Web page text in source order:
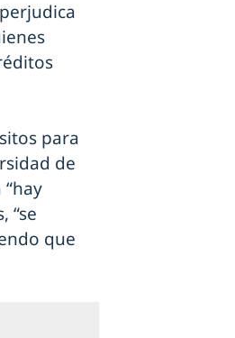
para
de
“se
que